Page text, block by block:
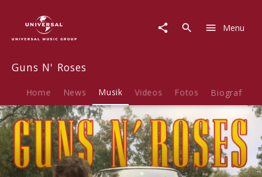
Menu
Guns N' Roses
Home News Musik Videos Fotos Biografie